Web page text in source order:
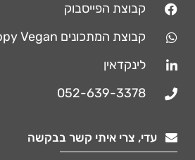
קבוצת הפייסבוק
קבוצת המתכונים Happy Vegan
לינקדאין
052-639-3378
עדי, צרי איתי קשר בבקשה